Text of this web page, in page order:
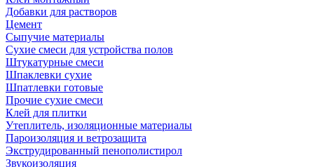
Добавки для растворов
Цемент
Сыпучие материалы
Сухие смеси для устройства полов
Штукатурные смеси
Шпаклевки сухие
Шпатлевки готовые
Прочие сухие смеси
Клей для плитки
Утеплитель, изоляционные материалы
Пароизоляция и ветрозащита
Экструдированный пенополистирол
Звукоизоляция